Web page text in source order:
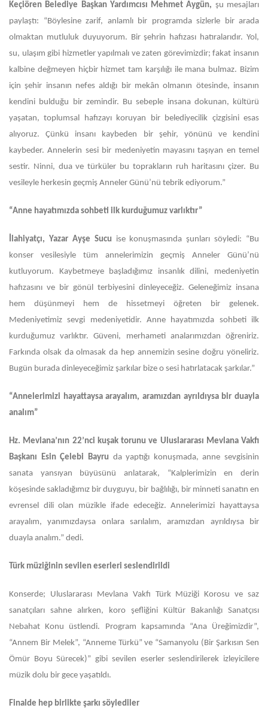
Keçiören Belediye Başkan Yardımcısı Mehmet Aygün, şu mesajları
paylaştı: “Böylesine zarif, anlamlı bir programda sizlerle bir arada
olmaktan mutluluk duyuyorum. Bir şehrin hafızası hatıralarıdır. Yol,
su, ulaşım gibi hizmetler yapılmalı ve zaten görevimizdir; fakat insanın
kalbine değmeyen hiçbir hizmet tam karşılığı ile mana bulmaz. Bizim
için şehir insanın nefes aldığı bir mekân olmanın ötesinde, insanın
kendini bulduğu bir zemindir. Bu sebeple insana dokunan, kültürü
yaşatan, toplumsal hafızayı koruyan bir belediyecilik çizgisini esas
alıyoruz. Çünkü insanı kaybeden bir şehir, yönünü ve kendini
kaybeder. Annelerin sesi bir medeniyetin mayasını taşıyan en temel
sestir. Ninni, dua ve türküler bu toprakların ruh haritasını çizer. Bu
vesileyle herkesin geçmiş Anneler Günü’nü tebrik ediyorum.”
“Anne hayatımızda sohbeti ilk kurduğumuz varlıktır”
İlahiyatçı, Yazar Ayşe Sucu ise konuşmasında şunları söyledi: “Bu
konser vesilesiyle tüm annelerimizin geçmiş Anneler Günü’nü
kutluyorum. Kaybetmeye başladığımız insanlık dilini, medeniyetin
hafızasını ve bir gönül terbiyesini dinleyeceğiz. Geleneğimiz insana
hem düşünmeyi hem de hissetmeyi öğreten bir gelenek.
Medeniyetimiz sevgi medeniyetidir. Anne hayatımızda sohbeti ilk
kurduğumuz varlıktır. Güveni, merhameti analarımızdan öğreniriz.
Farkında olsak da olmasak da hep annemizin sesine doğru yöneliriz.
Bugün burada dinleyeceğimiz şarkılar bize o sesi hatırlatacak şarkılar.”
“Annelerimizi hayattaysa arayalım, aramızdan ayrıldıysa bir duayla
analım”
Hz. Mevlana’nın 22’nci kuşak torunu ve Uluslararası Mevlana Vakfı
Başkanı Esin Çelebi Bayru da yaptığı konuşmada, anne sevgisinin
sanata yansıyan büyüsünü anlatarak, “Kalplerimizin en derin
köşesinde sakladığımız bir duyguyu, bir bağlılığı, bir minneti sanatın en
evrensel dili olan müzikle ifade edeceğiz. Annelerimizi hayattaysa
arayalım, yanımızdaysa onlara sarılalım, aramızdan ayrıldıysa bir
duayla analım.” dedi.
Türk müziğinin sevilen eserleri seslendirildi
Konserde; Uluslararası Mevlana Vakfı Türk Müziği Korosu ve saz
sanatçıları sahne alırken, koro şefliğini Kültür Bakanlığı Sanatçısı
Nebahat Konu üstlendi. Program kapsamında “Ana Üreğimizdir”,
“Annem Bir Melek”, “Anneme Türkü” ve “Samanyolu (Bir Şarkısın Sen
Ömür Boyu Sürecek)” gibi sevilen eserler seslendirilerek izleyicilere
müzik dolu bir gece yaşatıldı.
Finalde hep birlikte şarkı söylediler